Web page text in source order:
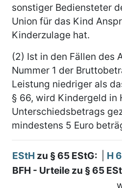
sonstiger Bediensteter
Union für das Kind
Kinderzulage hat.
(2) Ist in den Fällen des
Nummer 1 der
Leistung niedriger als
§ 66, wird Kindergeld in
Unterschiedsbetrags
mindestens 5 Euro
EStH zu § 65 EStG:
H
BFH - Urteile zu § 65